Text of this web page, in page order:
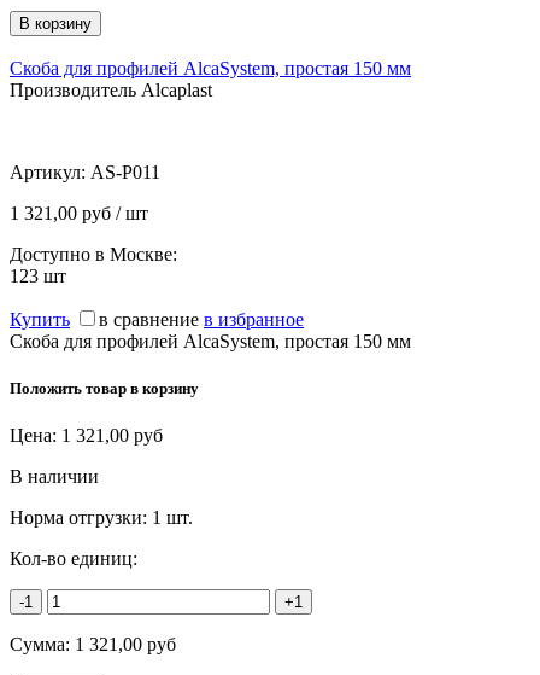
Скоба для профилей AlcaSystem, простая 150 мм
Производитель Alcaplast
Артикул: AS-P011
1 321,00 руб / шт
Доступно в Москве:
123 шт
Купить в сравнение в избранное
Скоба для профилей AlcaSystem, простая 150 мм
Положить товар в корзину
Цена: 1 321,00 руб
В наличии
Норма отгрузки: 1 шт.
Кол-во единиц:
-1 +1
Сумма: 1 321,00 руб